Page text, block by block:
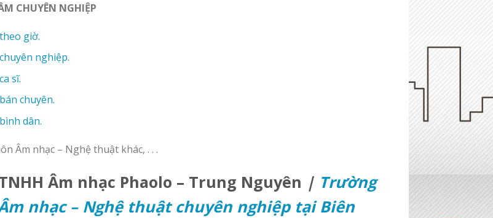
CHUYÊN NGHIỆP
giờ.
nghiệp.
sĩ.
chuyên.
dân.
Âm nhạc – Nghệ thuật khác, . . .
Âm nhạc Phaolo – Trung Nguyên | Trường
nhạc – Nghệ thuật chuyên nghiệp tại Biên